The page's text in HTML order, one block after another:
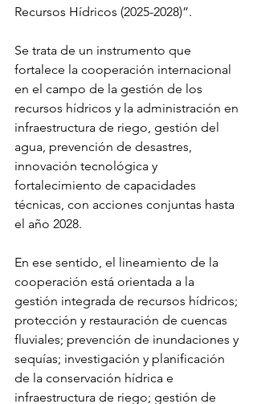
Recursos Hídricos (2025-2028)”.
Se trata de un instrumento que
fortalece la cooperación internacional
en el campo de la gestión de los
recursos hídricos y la administración en
infraestructura de riego, gestión del
agua, prevención de desastres,
innovación tecnológica y
fortalecimiento de capacidades
técnicas, con acciones conjuntas hasta
el año 2028.
En ese sentido, el lineamiento de la
cooperación está orientada a la
gestión integrada de recursos hídricos;
protección y restauración de cuencas
fluviales; prevención de inundaciones y
sequías; investigación y planificación
de la conservación hídrica e
infraestructura de riego; gestión de